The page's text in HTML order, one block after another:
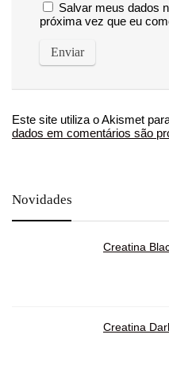
Salvar meus dados
próxima vez que eu
Este site utiliza o Akismet
dados em comentários são
Novidades
Creatina
Creatina